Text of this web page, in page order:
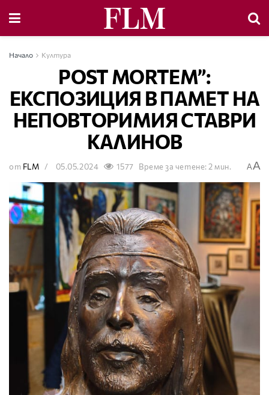
Начало Култура
POST MORTEM”:
ЕКСПОЗИЦИЯ В ПАМЕТ НА
НЕПОВТОРИМИЯ СТАВРИ
КАЛИНОВ
от FLM 05.05.2024 1577 Време за четене: 2 мин. AA